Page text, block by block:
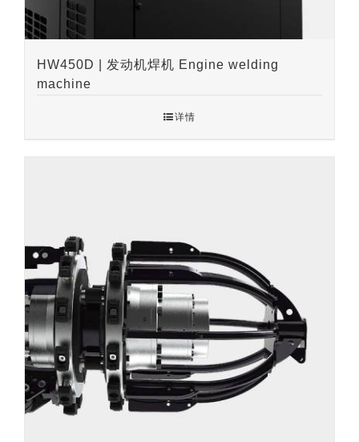
HW450D | 发动机焊机 Engine welding
machine
详情